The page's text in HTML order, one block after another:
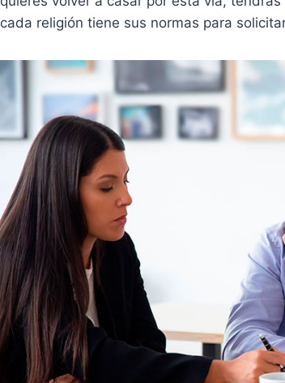
cada religión tiene sus normas para